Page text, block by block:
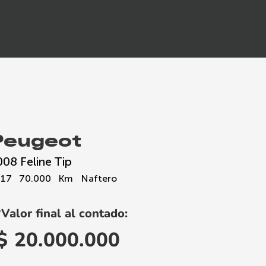
Feline Tip
70.000 Km Naftero
final al contado:
20.000.000